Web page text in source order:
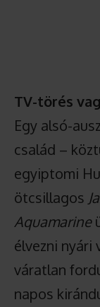
TV-törés
Egy alsó-
család –
egyiptomi
ötcsillagos
Aquamarine
élvezni nyári
váratlan
napos